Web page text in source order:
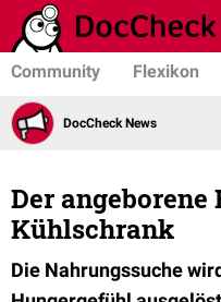
Community Flexikon
DocCheck News
Der
Kühlschrank
Die Nahrungssuche